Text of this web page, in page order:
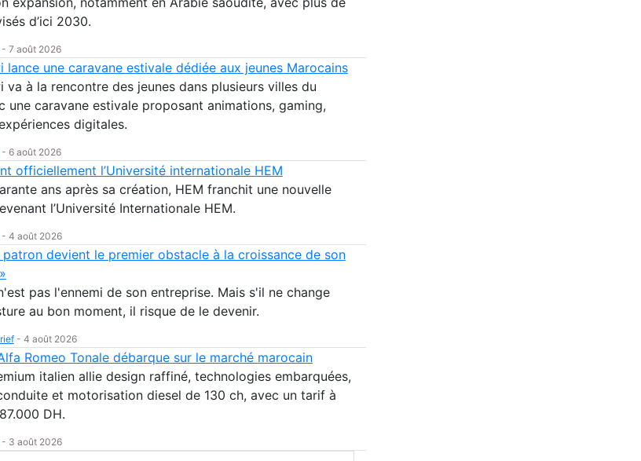
d’ici 2030.
7 août 2026
lance une caravane estivale dédiée aux jeunes Marocains
va à la rencontre des jeunes dans plusieurs villes du
une caravane estivale proposant animations, gaming,
digitales.
6 août 2026
officiellement l’Université internationale HEM
ans après sa création, HEM franchit une nouvelle
l’Université Internationale HEM.
4 août 2026
patron devient le premier obstacle à la croissance de son
pas l'ennemi de son entreprise. Mais s'il ne change
au bon moment, il risque de le devenir.
- 4 août 2026
Romeo Tonale débarque sur le marché marocain
italien allie design raffiné, technologies embarquées,
et motorisation diesel de 130 ch, avec un tarif à
DH.
3 août 2026